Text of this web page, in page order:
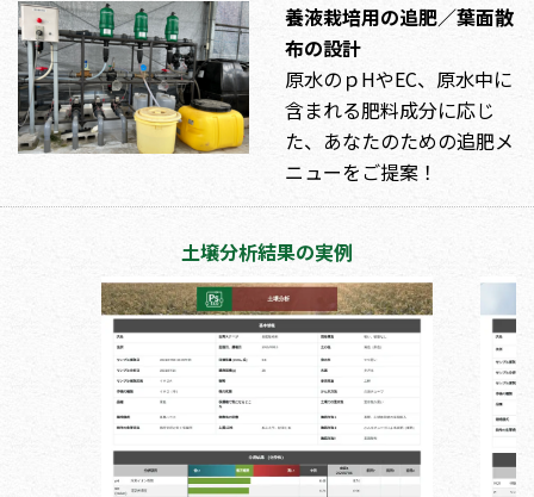
養液栽培用の追肥／葉面散
布の設計
原水のｐHやEC、原水中に
含まれる肥料成分に応じ
た、あなたのための追肥メ
ニューをご提案！
土壌分析結果の実例